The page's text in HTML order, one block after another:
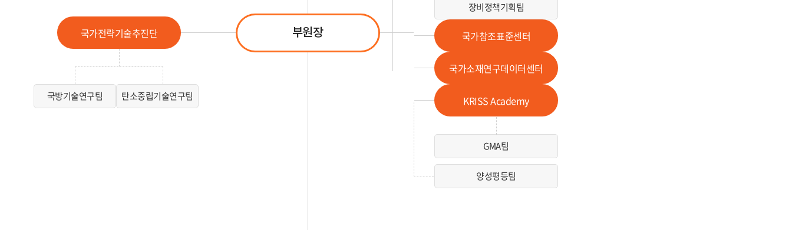
장비정책기획팀
국가참조표준센터
국가소재연구데이터센터
KRISS Academy
GMA팀
양성평등팀
부원장
국가전략기술추진단
국방기술연구팀 탄소중립기술연구팀